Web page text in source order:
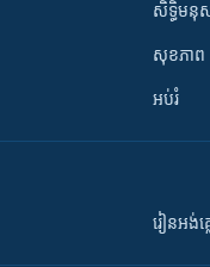
សិទ្ធិមនុ
សុខភាព
អប់រំ
រៀន​​​​​​អង់